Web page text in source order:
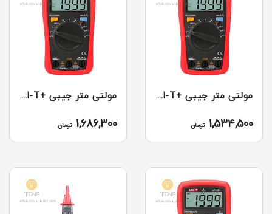
مولتی متر جیبی +UT33B UNI-T
1,534,500 تومان
مولتی متر جیبی +UT33C UNI-T
1,686,300 تومان